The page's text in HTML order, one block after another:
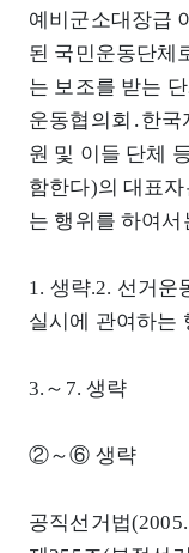
예비군소대장급
된 국민운동단체
는 보조를 받는
운동협의회․한
원 및 이들 단체
함한다)의 대표
는 행위를 하여서
1. 생략.2. 선거운
실시에 관여하는
3.～7. 생략
②～⑥ 생략
공직선거법